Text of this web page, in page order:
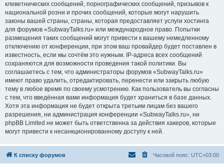
клеветнических сообщений, порнографических сообщений, призывов к
национальной розни и прочих сообщений, которые могут нарушить
законы вашей страны, страны, которая предоставляет услуги хостинга
для форумов «SubwayTalks.ru» или международное право. Попытки
размещения таких сообщений могут привести к вашему немедленному
отключению от конференции, при этом ваш провайдер будет поставлен в
известность, если мы сочтём это нужным. IP-адреса всех сообщений
сохраняются для возможности проведения такой политики. Вы
соглашаетесь с тем, что администраторы форумов «SubwayTalks.ru»
имеют право удалить, отредактировать, перенести или закрыть любую
тему в любое время по своему усмотрению. Как пользователь вы согласны
с тем, что введённая вами информация будет храниться в базе данных.
Хотя эта информация не будет открыта третьим лицам без вашего
разрешения, ни администрация конференции «SubwayTalks.ru», ни
phpBB Limited не может быть ответственна за действия хакеров, которые
могут привести к несанкционированному доступу к ней.
К списку форумов Часовой пояс: UTC+03:00